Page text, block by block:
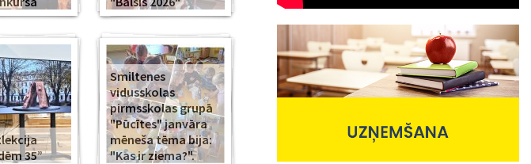
35”
Smiltenes
vidusskolas
pirmsskolas grupā
"Pūcītes" janvāra
mēneša tēma bija:
"Kas ir ziema?".